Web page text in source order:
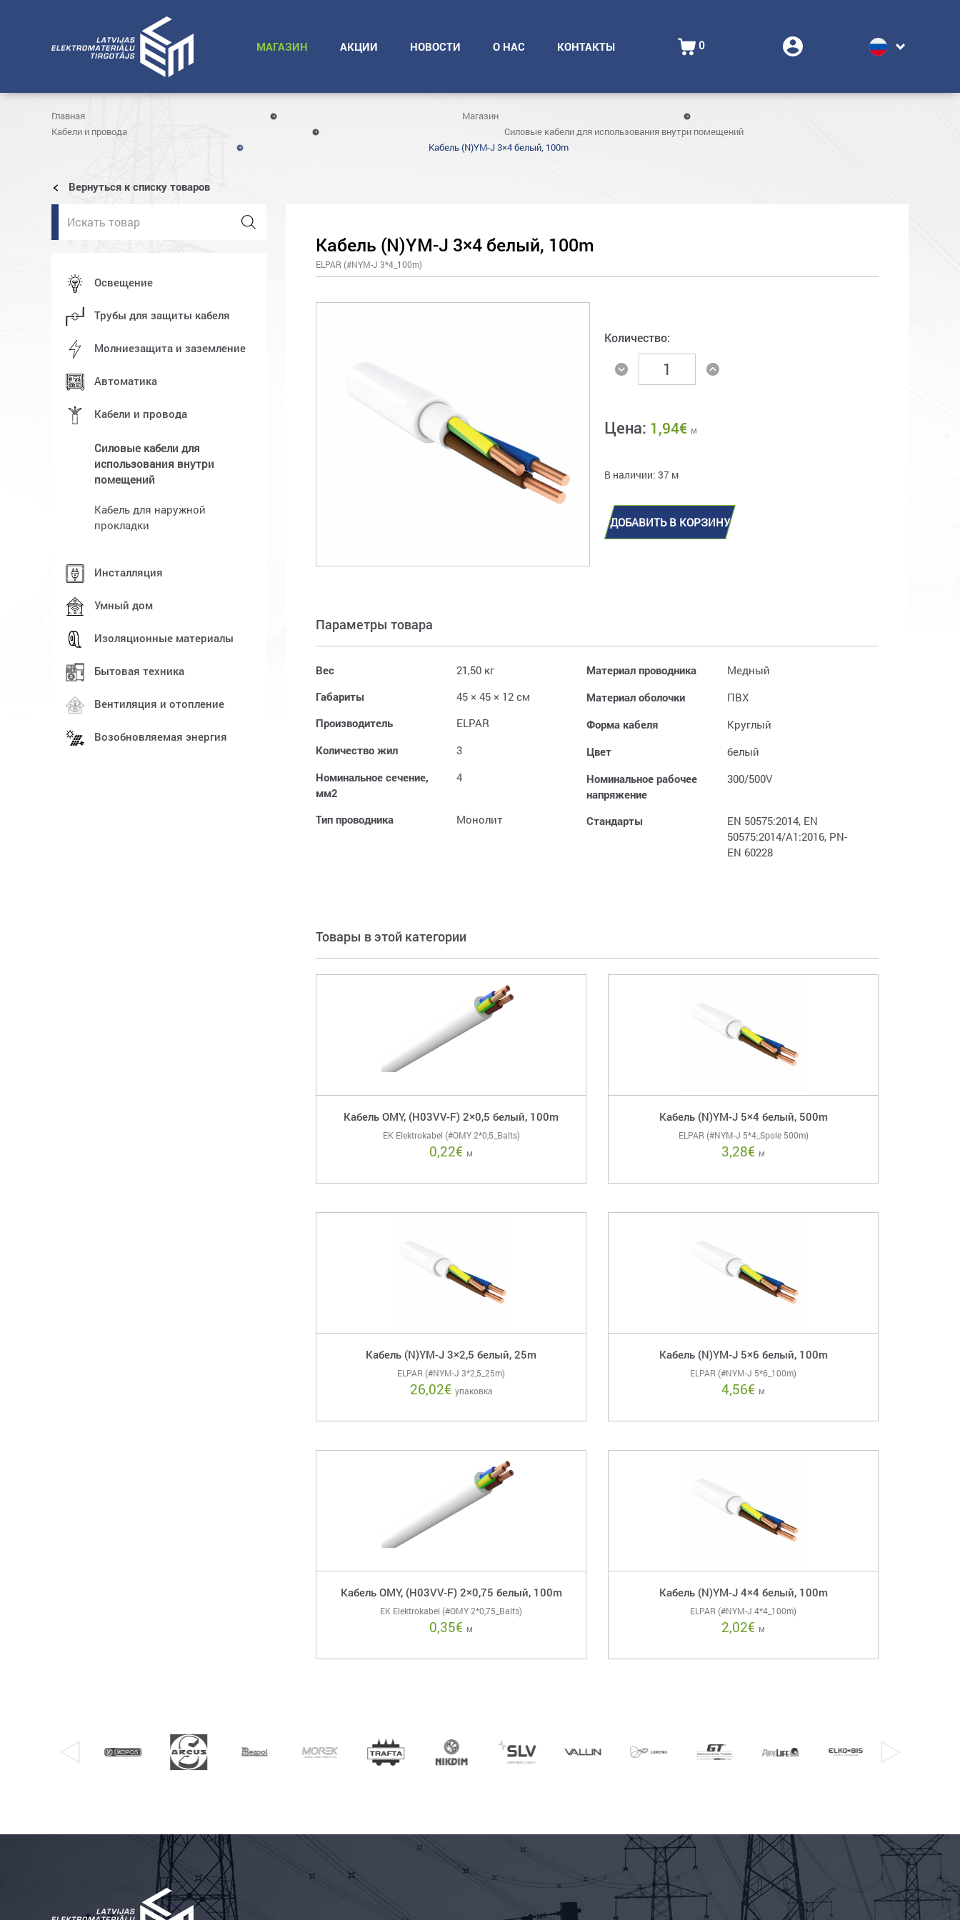
МАГАЗИН АКЦИИ НОВОСТИ О НАС КОНТАКТЫ 0
Главная
Магазин
Кабели и провода
Силовые кабели для использования внутри помещений
Кабель (N)YM-J 3×4 белый, 100m
Вернуться к списку товаров
Поиск
товаров
Oсвещение
Трубы для защиты кабеля
Молниезащита и заземление
Автоматика
Кабели и провода
Силовые кабели для
использования внутри
помещений
Кабель для наружной
прокладки
Инсталляция
Умный дом
Изоляционные материалы
Бытовая техника
Вентиляция и отопление
Возобновляемая энергия
Кабель (N)YM-J 3×4 белый, 100m
ELPAR (#NYM-J 3*4_100m)
Количество:
Цена: 1,94€ м
В наличии: 37 м
ДОБАВИТЬ В КОРЗИНУ
Параметры товара
Вес
21,50 кг
Габариты
45 × 45 × 12 см
Производитель
ELPAR
Количество жил
3
Номинальное сечение,
мм2
4
Тип проводника Монолит
Материал проводника
Медный
Материал оболочки
ПВХ
Форма кабеля
Круглый
Цвет
белый
Номинальное рабочее
напряжение
300/500V
Стандарты
EN 50575:2014, EN
50575:2014/A1:2016, PN-
EN 60228
Товары в этой категории
Кабель OMY, (H03VV-F) 2×0,5 белый, 100m
EK Elektrokabel (#OMY 2*0,5_Balts)
0,22€ м
Кабель (N)YM-J 5×4 белый, 500m
ELPAR (#NYM-J 5*4_Spole 500m)
3,28€ м
Кабель (N)YM-J 3×2,5 белый, 25m
ELPAR (#NYM-J 3*2,5_25m)
26,02€ упаковка
Кабель (N)YM-J 5×6 белый, 100m
ELPAR (#NYM-J 5*6_100m)
4,56€ м
Кабель OMY, (H03VV-F) 2×0,75 белый, 100m
EK Elektrokabel (#OMY 2*0,75_Balts)
0,35€ м
Кабель (N)YM-J 4×4 белый, 100m
ELPAR (#NYM-J 4*4_100m)
2,02€ м